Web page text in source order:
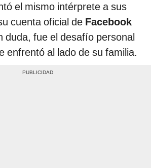
el mismo intérprete a sus
cuenta oficial de Facebook
duda, fue el desafío personal
enfrentó al lado de su familia.